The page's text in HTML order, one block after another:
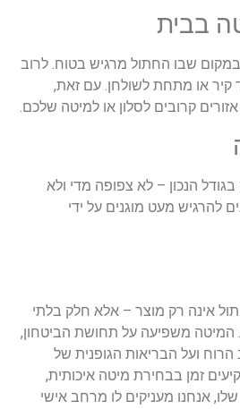
שבו החתול מרגיש בטוח. לרוב
קיר או מתחת לשולחן. עם זאת,
קרובים לסלון או למיטה שלכם.
הנכון – לא צפופה מדי ולא
להרגיש מעט מוגנים על ידי
אינה רק מוצר – אלא חלק בלתי
המיטה משפיעה על תחושת הביטחון,
ועל הבריאות הגופנית של
זמן בבחירת מיטה איכותית,
אנחנו מעניקים לו מרחב אישי